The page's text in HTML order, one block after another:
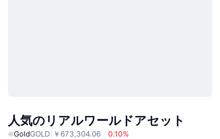
人気のリアルワールドアセット
GoldGOLD ￥673,304.06
0.10%